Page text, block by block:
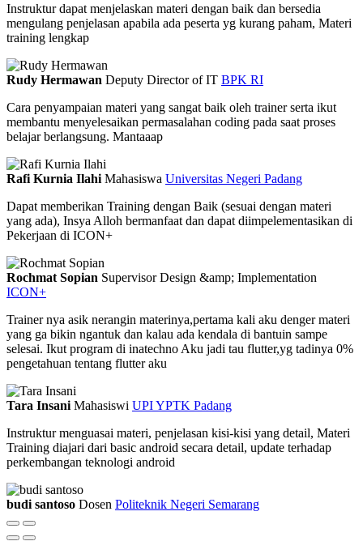
Instruktur dapat menjelaskan materi dengan baik dan bersedia
mengulang penjelasan apabila ada peserta yg kurang paham, Materi
training lengkap
Rudy Hermawan Deputy Director of IT BPK RI
Cara penyampaian materi yang sangat baik oleh trainer serta ikut
membantu menyelesaikan permasalahan coding pada saat proses
belajar berlangsung. Mantaaap
Rafi Kurnia Ilahi Mahasiswa Universitas Negeri Padang
Dapat memberikan Training dengan Baik (sesuai dengan materi
yang ada), Insya Alloh bermanfaat dan dapat diimpelementasikan di
Pekerjaan di ICON+
Rochmat Sopian Supervisor Design &amp; Implementation
ICON+
Trainer nya asik nerangin materinya,pertama kali aku denger materi
yang ga bikin ngantuk dan kalau ada kendala di bantuin sampe
selesai. Ikut program di inatechno Aku jadi tau flutter,yg tadinya 0%
pengetahuan tentang flutter aku
Tara Insani Mahasiswi UPI YPTK Padang
Instruktur menguasai materi, penjelasan kisi-kisi yang detail, Materi
Training diajari dari basic android secara detail, update terhadap
perkembangan teknologi android
budi santoso Dosen Politeknik Negeri Semarang